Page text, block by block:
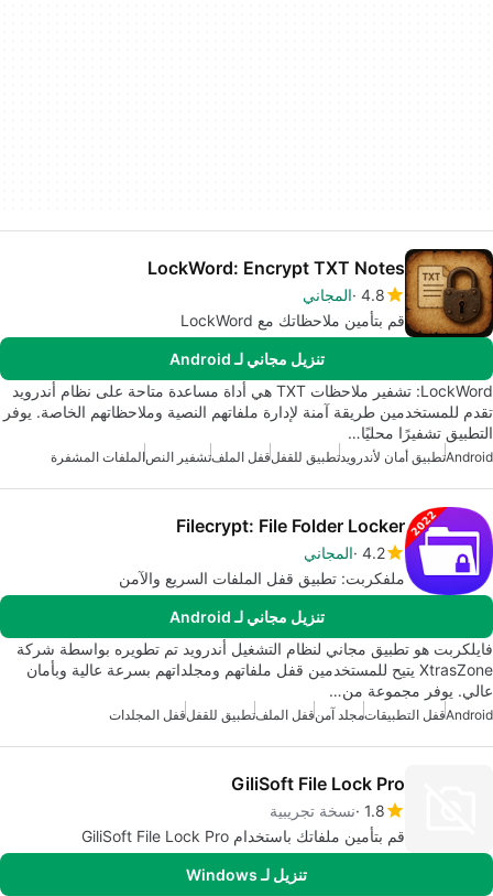
LockWord: Encrypt TXT Notes
4.8 المجاني
قم بتأمين ملاحظاتك مع LockWord
تنزيل مجاني لـ Android
LockWord: تشفير ملاحظات TXT هي أداة مساعدة متاحة على نظام أندرويد
تقدم للمستخدمين طريقة آمنة لإدارة ملفاتهم النصية وملاحظاتهم الخاصة. يوفر
التطبيق تشفيرًا محليًا…
Androidتطبيق أمان لأندرويدتطبيق للقفلقفل الملفتشفير النصالملفات المشفرة
Filecrypt: File Folder Locker
4.2 المجاني
ملفكربت: تطبيق قفل الملفات السريع والآمن
تنزيل مجاني لـ Android
فايلكربت هو تطبيق مجاني لنظام التشغيل أندرويد تم تطويره بواسطة شركة
XtrasZone يتيح للمستخدمين قفل ملفاتهم ومجلداتهم بسرعة عالية وبأمان
عالي. يوفر مجموعة من…
Androidقفل التطبيقاتمجلد آمنقفل الملفتطبيق للقفلقفل المجلدات
GiliSoft File Lock Pro
1.8 نسخة تجريبية
قم بتأمين ملفاتك باستخدام GiliSoft File Lock Pro
تنزيل لـ Windows